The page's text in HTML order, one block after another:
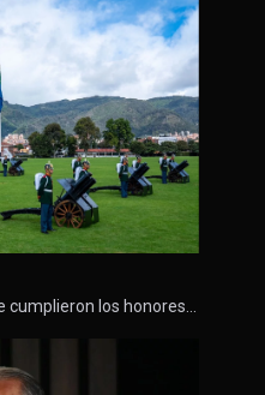
cumplieron los honores…